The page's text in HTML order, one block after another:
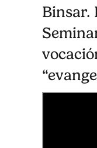
Binsar.